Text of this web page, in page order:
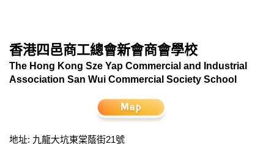
香港四邑商工總會新會商會學校
The Hong Kong Sze Yap Commercial and Industrial
Association San Wui Commercial Society School
地址: 九龍大坑東棠蔭街21號